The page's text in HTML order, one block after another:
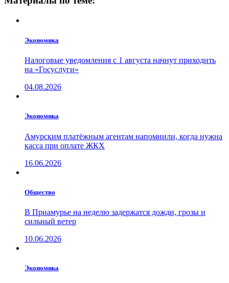
Экономика
Налоговые уведомления с 1 августа начнут приходить
на «Госуслуги»
04.08.2026
Экономика
Амурским платёжным агентам напомнили, когда нужна
касса при оплате ЖКХ
16.06.2026
Общество
В Приамурье на неделю задержатся дожди, грозы и
сильный ветер
10.06.2026
Экономика